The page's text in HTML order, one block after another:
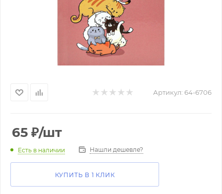
Артикул: 64-6706
65 ₽/шт
Есть в наличии Нашли дешевле?
КУПИТЬ В 1 КЛИК